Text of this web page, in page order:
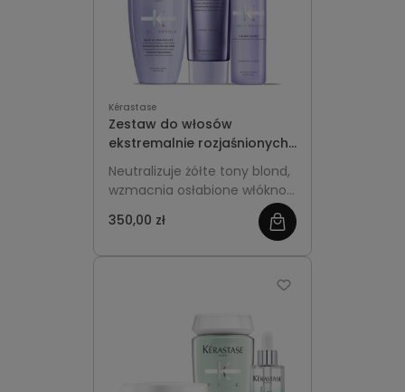
Kérastase
Zestaw do włosów
ekstremalnie rozjaśnionych
Blond Kérastase Blond
Absolu
Neutralizuje żółte tony blond,
wzmacnia osłabione włókno i
chroni włosy przed wysoką
temperaturą, dzięki czemu
regenerację i ochronę
termiczną w jednej, spójnej
rutynie dla włosów
rozjaśnianych, platynowych i
350,00 zł
zobacz
więcej